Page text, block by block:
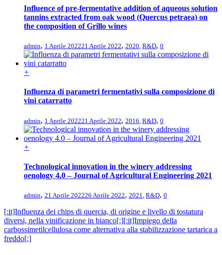
Influence of pre‑fermentative addition of aqueous solution
tannins extracted from oak wood (Quercus petraea) on
the composition of Grillo wines
admin, 1 Aprile 202221 Aprile 2022, 2020, R&D, 0
+
Influenza di parametri fermentativi sulla composizione di
vini catarratto
admin, 1 Aprile 202221 Aprile 2022, 2016 R&D, 0
+
Technological innovation in the winery addressing
oenology 4.0 – Journal of Agricultural Engineering 2021
admin, 21 Aprile 202226 Aprile 2022, 2021, R&D, 0
[:it]Influenza dei chips di quercia, di origine e livello di tostatura
diversi, nella vinificazione in bianco[:][:it]Impiego della
carbossimetilcellulosa come alternativa alla stabilizzazione tartarica a
freddo[:]